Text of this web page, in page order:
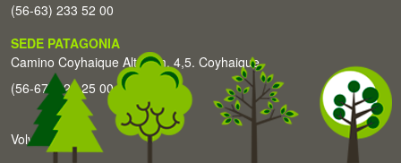
(56-63) 233 52 00
SEDE PATAGONIA
Camino Coyhaique Alto Km. 4,5. Coyhaique
(56-67) 226 25 00
Volver arriba